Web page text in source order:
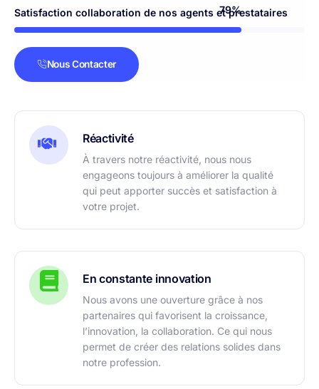
Réactivité
À travers notre réactivité, nous nous
engageons toujours à améliorer la qualité
qui peut apporter succès et satisfaction à
votre projet.
En constante innovation
Nous avons une ouverture grâce à nos
partenaires qui favorisent la croissance,
l’innovation, la collaboration. Ce qui nous
permet de créer des relations solides dans
notre profession.
Satisfaction collaboration de nos agents et prestataires
92%
Nous Contacter